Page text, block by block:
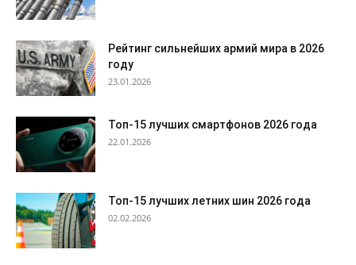
Рейтинг сильнейших армий мира в 2026
году
23.01.2026
Топ-15 лучших смартфонов 2026 года
22.01.2026
Топ-15 лучших летних шин 2026 года
02.02.2026